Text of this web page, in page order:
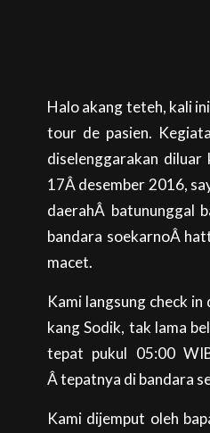
Halo akang teteh, kali
tour de pasien.
diselenggarakan
17Â desember 2016,
daerahÂ batununggal
bandara soekarnoÂ
macet.
Kami langsung check
kang Sodik, tak lama
tepat pukul 05:00
Â tepatnya di bandara
Kami dijemput oleh